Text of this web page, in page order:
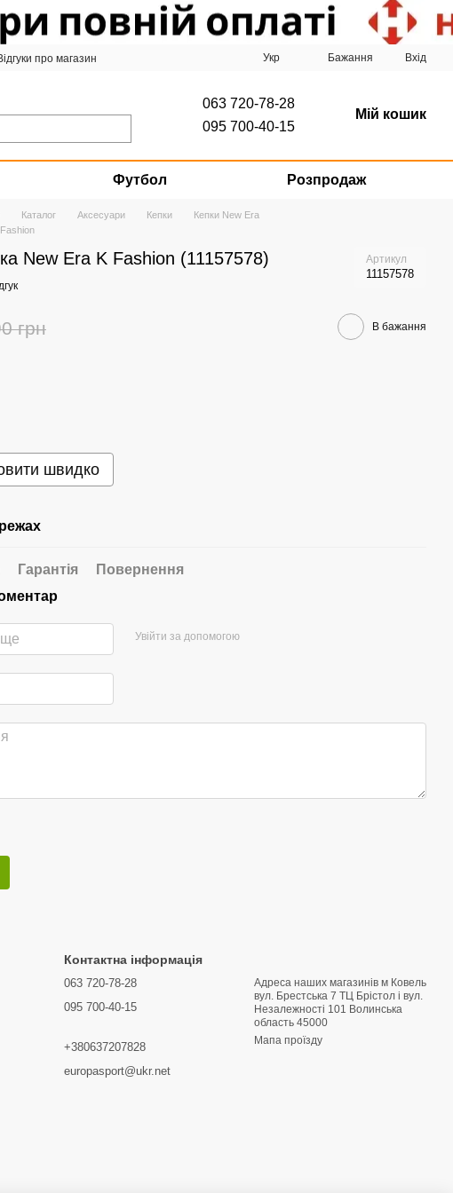
про магазин
Укр Бажання Вхід
063 720-78-28
095 700-40-15
Мій кошик
Футбол Розпродаж
Каталог Аксесуари Кепки
Кепки New Era
New Era K Fashion (11157578) Артикул
11157578
грн В бажання
швидко
Гарантія
Повернення
Увійти за допомогою
Контактна інформація
063 720-78-28
095 700-40-15
+380637207828
europasport@ukr.net
Адреса наших магазинів м Ковель
вул. Брестська 7 ТЦ Брістол і вул.
Hезалежності 101 Волинська
область 45000
Мапа проїзду